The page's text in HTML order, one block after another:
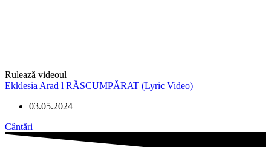
Rulează videoul
Ekklesia Arad l RĂSCUMPĂRAT (Lyric Video)
03.05.2024
Cântări